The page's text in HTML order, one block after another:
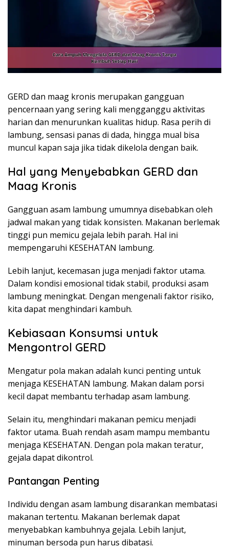
GERD dan maag kronis merupakan gangguan
pencernaan yang sering kali mengganggu aktivitas
harian dan menurunkan kualitas hidup. Rasa perih di
lambung, sensasi panas di dada, hingga mual bisa
muncul kapan saja jika tidak dikelola dengan baik.
Hal yang Menyebabkan GERD dan
Maag Kronis
Gangguan asam lambung umumnya disebabkan oleh
jadwal makan yang tidak konsisten. Makanan berlemak
tinggi pun memicu gejala lebih parah. Hal ini
mempengaruhi KESEHATAN lambung.
Lebih lanjut, kecemasan juga menjadi faktor utama.
Dalam kondisi emosional tidak stabil, produksi asam
lambung meningkat. Dengan mengenali faktor risiko,
kita dapat menghindari kambuh.
Kebiasaan Konsumsi untuk
Mengontrol GERD
Mengatur pola makan adalah kunci penting untuk
menjaga KESEHATAN lambung. Makan dalam porsi
kecil dapat membantu terhadap asam lambung.
Selain itu, menghindari makanan pemicu menjadi
faktor utama. Buah rendah asam mampu membantu
menjaga KESEHATAN. Dengan pola makan teratur,
gejala dapat dikontrol.
Pantangan Penting
Individu dengan asam lambung disarankan membatasi
makanan tertentu. Makanan berlemak dapat
menyebabkan kambuhnya gejala. Lebih lanjut,
minuman bersoda pun harus dibatasi.